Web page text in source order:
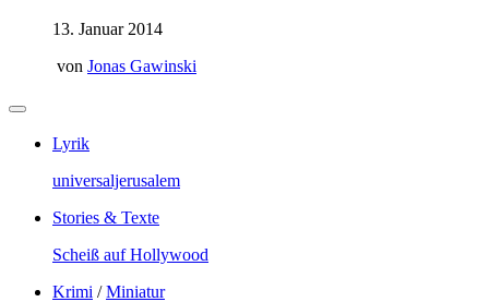
13. Januar 2014
von Jonas Gawinski
Lyrik
universaljerusalem
Stories & Texte
Scheiß auf Hollywood
Krimi /Miniatur